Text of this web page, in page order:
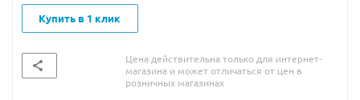
Купить в 1 клик
Цена действительна только для интернет-
магазина и может отличаться от цен в
розничных магазинах